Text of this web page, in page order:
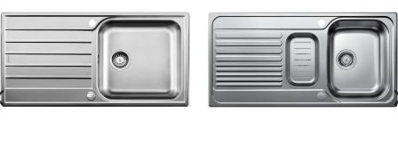
Dodaj
na
listu
Dodaj
na
listu
želja